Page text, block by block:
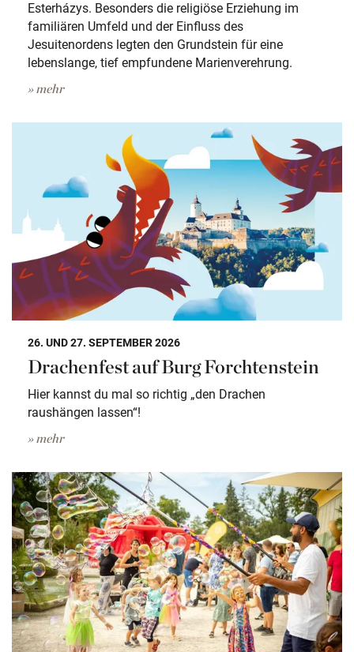
Esterházys. Besonders die religiöse Erziehung im
familiären Umfeld und der Einfluss des
Jesuitenordens legten den Grundstein für eine
lebenslange, tief empfundene Marienverehrung.
» mehr
26. UND 27. SEPTEMBER 2026
Drachenfest auf Burg Forchtenstein
Hier kannst du mal so richtig „den Drachen
raushängen lassen“!
» mehr